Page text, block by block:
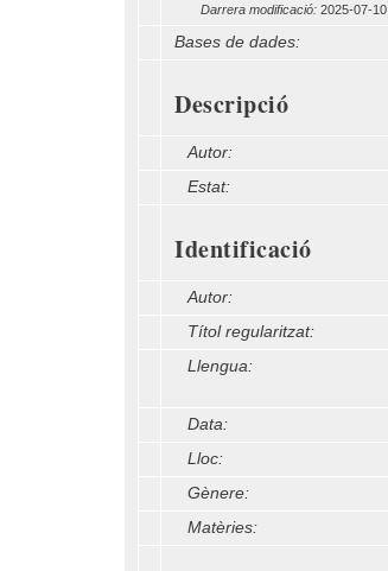
Darrera modificació: 2025-07-10
Bases de dades:
Descripció
Autor:
Estat:
Identificació
Autor:
Títol regularitzat:
Llengua:
Data:
Lloc:
Gènere:
Matèries: